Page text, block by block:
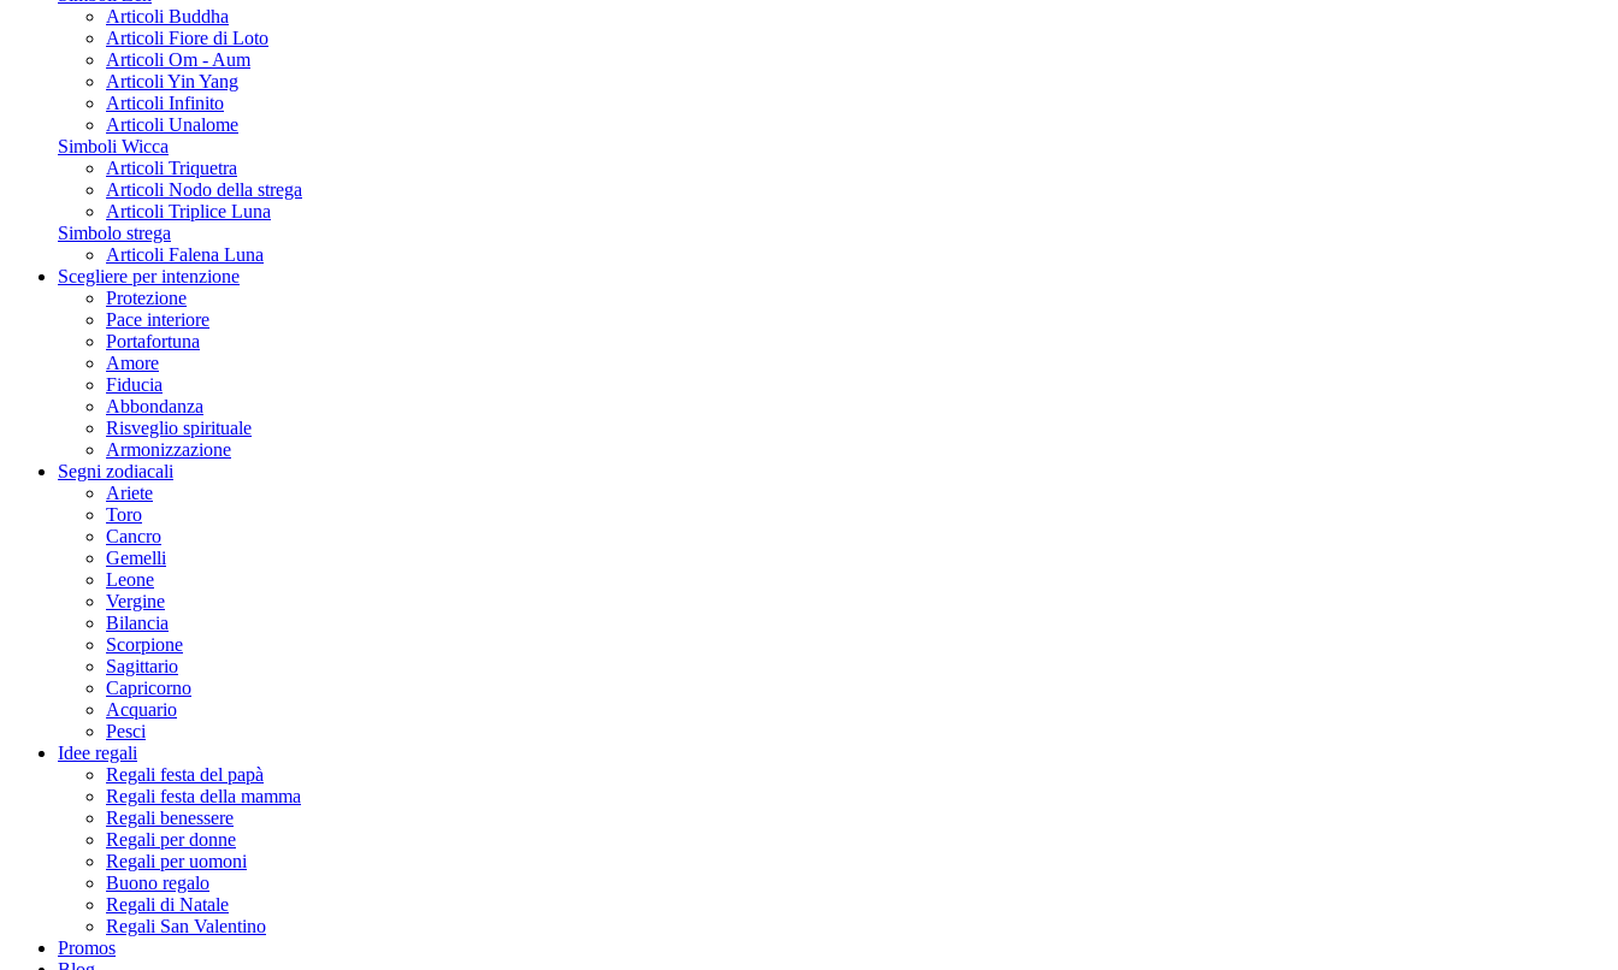
Articoli Buddha
Articoli Fiore di Loto
Articoli Om - Aum
Articoli Yin Yang
Articoli Infinito
Articoli Unalome
Simboli Wicca
Articoli Triquetra
Articoli Nodo della strega
Articoli Triplice Luna
Simbolo strega
Articoli Falena Luna
Scegliere per intenzione
Protezione
Pace interiore
Portafortuna
Amore
Fiducia
Abbondanza
Risveglio spirituale
Armonizzazione
Segni zodiacali
Ariete
Toro
Cancro
Gemelli
Leone
Vergine
Bilancia
Scorpione
Sagittario
Capricorno
Acquario
Pesci
Idee regali
Regali festa del papà
Regali festa della mamma
Regali benessere
Regali per donne
Regali per uomoni
Buono regalo
Regali di Natale
Regali San Valentino
Promos